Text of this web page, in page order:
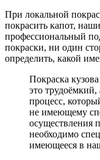
При локальной
покрасить капот,
профессиональный
покраски, ни один
определить, какой
Покраска
это
процесс,
не имеющему
осуществления
необходимо
имеющееся в